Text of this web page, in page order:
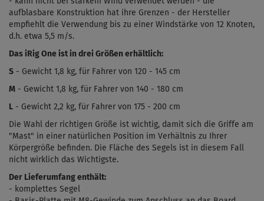
aufblasbare Konstruktion hat ihre Grenzen - der Hersteller
empfiehlt die Verwendung bis zu einer Windstärke von 12 Knoten,
d.h. etwa 5,5 m/s.
Das iRig One ist in drei Größen erhältlich:
S - Gewicht 1,8 kg, für Fahrer von 120 - 145 cm
M - Gewicht 1,8 kg, für Fahrer von 140 - 180 cm
L - Gewicht 2,2 kg, für Fahrer von 175 - 200 cm
Die Wahl der richtigen Größe ist wichtig, damit sich die Griffe am
"Mast" in einer natürlichen Position im Verhältnis zu Ihrer
Körpergröße befinden. Die Fläche des Segels ist in diesem Fall
nicht wirklich das Wichtigste.
Der Lieferumfang enthält:
- komplettes Segel